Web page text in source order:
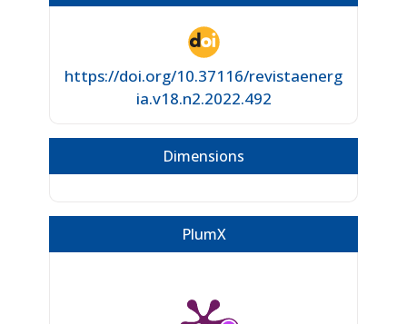
https://doi.org/10.37116/revistaenerg
ia.v18.n2.2022.492
Dimensions
PlumX